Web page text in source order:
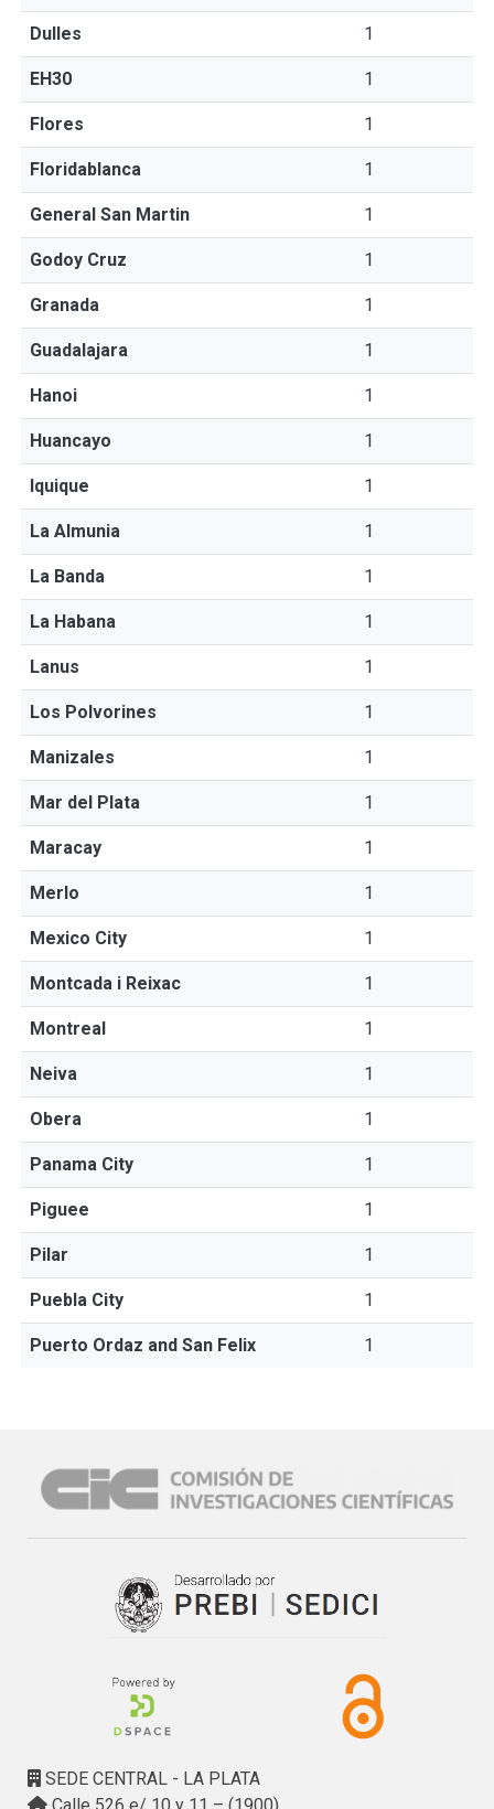
Dulles 1
EH30 1
Flores 1
Floridablanca 1
General San Martin 1
Godoy Cruz 1
Granada 1
Guadalajara 1
Hanoi 1
Huancayo 1
Iquique 1
La Almunia 1
La Banda 1
La Habana 1
Lanus 1
Los Polvorines 1
Manizales 1
Mar del Plata 1
Maracay 1
Merlo 1
Mexico City 1
Montcada i Reixac 1
Montreal 1
Neiva 1
Obera 1
Panama City 1
Piguee 1
Pilar 1
Puebla City 1
Puerto Ordaz and San Felix 1
SEDE CENTRAL - LA PLATA